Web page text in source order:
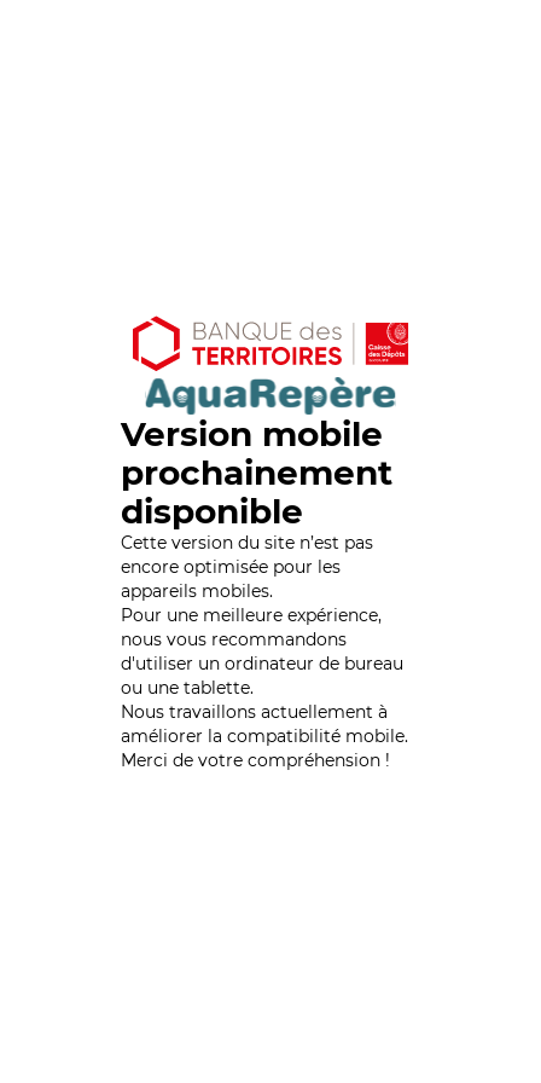
Version mobile
prochainement
disponible
Cette version du site n’est pas
encore optimisée pour les
appareils mobiles.
Pour une meilleure expérience,
nous vous recommandons
d'utiliser un ordinateur de bureau
ou une tablette.
Nous travaillons actuellement à
améliorer la compatibilité mobile.
Merci de votre compréhension !